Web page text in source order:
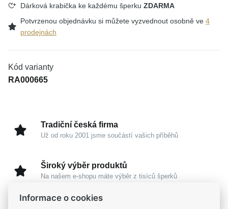
Dárková krabička ke každému šperku ZDARMA
Potvrzenou objednávku si můžete vyzvednout osobně ve 4
prodejnách
Kód varianty
RA000665
Tradiční česká firma
Už od roku 2001 jsme součástí vašich příběhů
Široký výběr produktů
Na našem e-shopu máte výběr z tisíců šperků
Informace o cookies